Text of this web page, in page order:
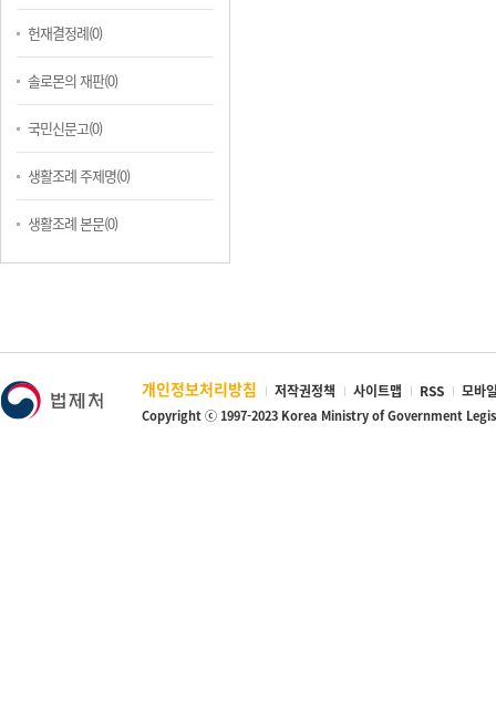
헌재결정례(0)
솔로몬의 재판(0)
국민신문고(0)
생활조례 주제명(0)
생활조례 본문(0)
개인정보처리방침 저작권정책 사이트맵 RSS 모바
Copyright ⓒ 1997-2023 Korea Ministry of Government